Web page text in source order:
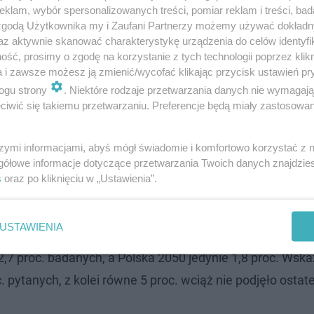
sięKonfederacja, mogąca liczyć na zaufanie rzędu
na czwartej lokacie, gdzie doszło do rzadko
głosów odnotowały niespodziewanie dwa
wyraźnie spada.
Partia Razem gromadzi
wyniki notują również formacje tworzące Trzecią
proc. badanych, a Polska 2050 jedynie 1,8 proc.
pytanych, z kolei równe 5 proc. wciąż nie podjęło
wybór spersonalizowanych treści, pomiar reklam i treści,
Użytkownika my i Zaufani Partnerzy możemy używać
aktywnie skanować charakterystykę urządzenia do celów
prosimy o zgodę na korzystanie z tych technologii poprzez
i zawsze możesz ją zmienić/wycofać klikając przycisk ustawień
strony
. Niektóre rodzaje przetwarzania danych nie
się takiemu przetwarzaniu. Preferencje będą miały
informacjami, abyś mógł świadomie i komfortowo korzystać z
informacje dotyczące przetwarzania Twoich danych
oraz po kliknięciu w „Ustawienia”.
USTAWIENIA